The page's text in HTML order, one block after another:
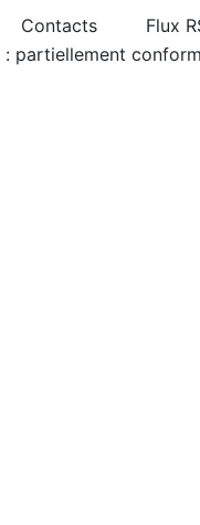
Contacts
Flux
partiellement